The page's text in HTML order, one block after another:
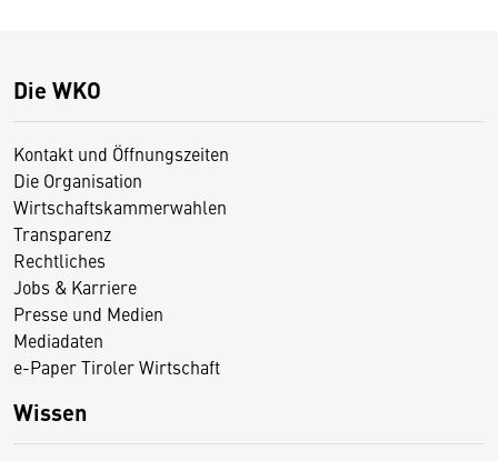
Die WKO
Kontakt und Öffnungszeiten
Die Organisation
Wirtschaftskammerwahlen
Transparenz
Rechtliches
Jobs & Karriere
Presse und Medien
Mediadaten
e-Paper Tiroler Wirtschaft
Wissen